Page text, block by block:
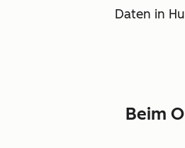
Daten in
Beim